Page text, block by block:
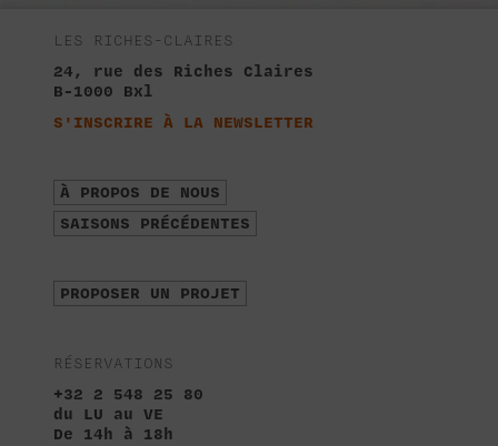
LES RICHES-CLAIRES
24, rue des Riches Claires
B-1000 Bxl
S'INSCRIRE À LA NEWSLETTER
À PROPOS DE NOUS
SAISONS PRÉCÉDENTES
PROPOSER UN PROJET
RÉSERVATIONS
+32 2 548 25 80
du LU au VE
De 14h à 18h